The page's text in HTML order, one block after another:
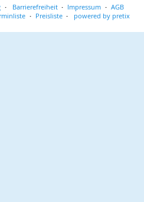
Barrierefreiheit Impressum
AGB
Preisliste powered by pretix